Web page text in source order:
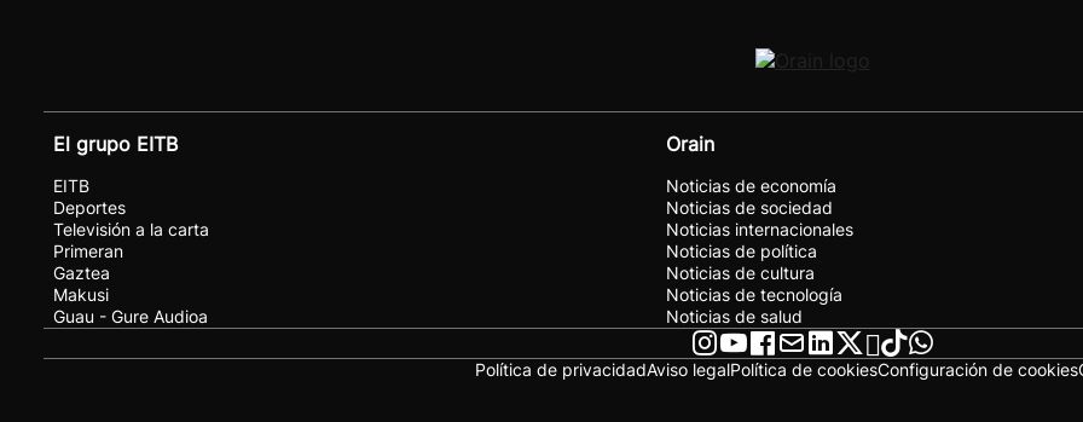
El grupo EITB
EITB
Deportes
Televisión a la carta
Primeran
Gaztea
Makusi
Guau - Gure Audioa
Orain
Noticias de economía
Noticias de sociedad
Noticias internacionales
Noticias de política
Noticias de cultura
Noticias de tecnología
Noticias de salud
Política de privacidadAviso legalPolítica de cookiesConfiguración de cookies